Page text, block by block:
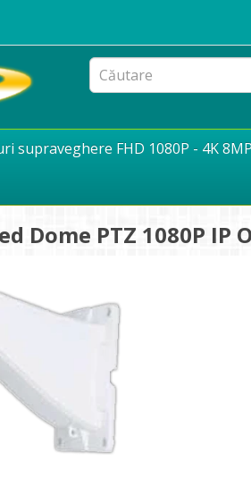
supraveghere FHD 1080P - 4K
Dome PTZ 1080P IP